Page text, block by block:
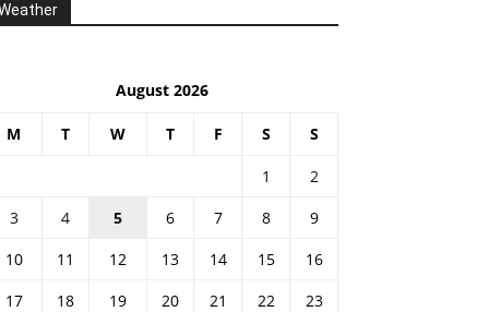
August 2026
M T W T F S S
1
2
3
4 5 6 7 8
9
10
11 12 13 14 15
16
17
18 19 20 21 22
23